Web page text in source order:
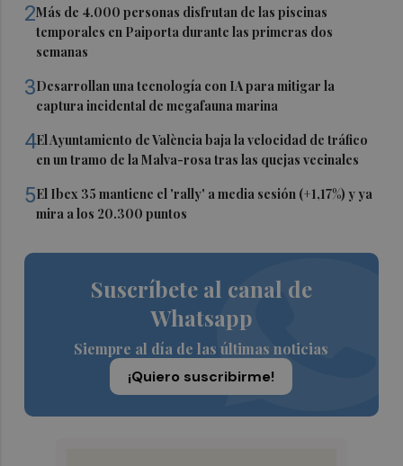
2Más de 4.000 personas disfrutan de las piscinas
temporales en Paiporta durante las primeras dos
semanas
3Desarrollan una tecnología con IA para mitigar la
captura incidental de megafauna marina
4El Ayuntamiento de València baja la velocidad de tráfico
en un tramo de la Malva-rosa tras las quejas vecinales
5El Ibex 35 mantiene el 'rally' a media sesión (+1,17%) y ya
mira a los 20.300 puntos
Suscríbete al canal de
Whatsapp
Siempre al día de las últimas noticias
¡Quiero suscribirme!